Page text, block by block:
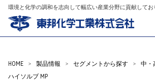
環境と化学の調和を志向して幅広い産業分野に貢献してお
HOME > 製品情報 > セグメントから探す > 中・
ハイソルブ MP